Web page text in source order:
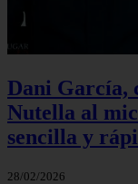
Dani García,
Nutella al
sencilla y
28/02/2026